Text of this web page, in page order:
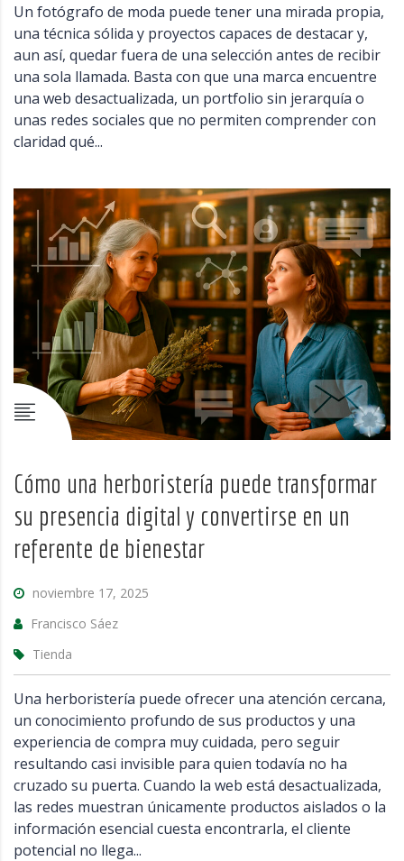
Un fotógrafo de moda puede tener una mirada propia,
una técnica sólida y proyectos capaces de destacar y,
aun así, quedar fuera de una selección antes de recibir
una sola llamada. Basta con que una marca encuentre
una web desactualizada, un portfolio sin jerarquía o
unas redes sociales que no permiten comprender con
claridad qué...
Cómo una herboristería puede transformar
su presencia digital y convertirse en un
referente de bienestar
noviembre 17, 2025
Francisco Sáez
Tienda
Una herboristería puede ofrecer una atención cercana,
un conocimiento profundo de sus productos y una
experiencia de compra muy cuidada, pero seguir
resultando casi invisible para quien todavía no ha
cruzado su puerta. Cuando la web está desactualizada,
las redes muestran únicamente productos aislados o la
información esencial cuesta encontrarla, el cliente
potencial no llega...